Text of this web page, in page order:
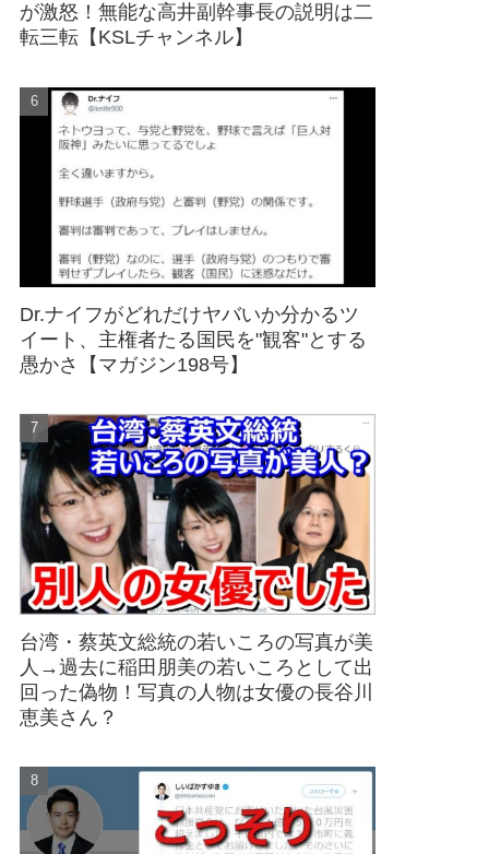
が激怒！無能な高井副幹事長の説明は二
転三転【KSLチャンネル】
Dr.ナイフがどれだけヤバいか分かるツ
イート、主権者たる国民を"観客"とする
愚かさ【マガジン198号】
台湾・蔡英文総統の若いころの写真が美
人→過去に稲田朋美の若いころとして出
回った偽物！写真の人物は女優の長谷川
恵美さん？